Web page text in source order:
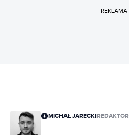
REKLAMA
MICHAŁ JARECKIREDAKTOR